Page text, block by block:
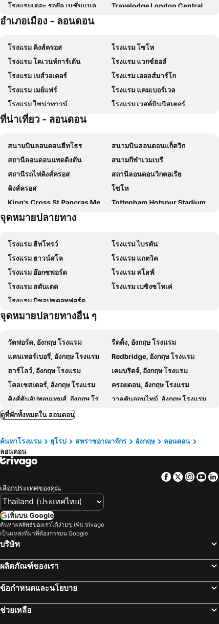
โรงแรมเดอะ รอยัล เนชั่นแนล
Travelodge London Central Kings Cross
โรงแรมเอลเลน เคนซิงตัน
Hotel Riu Plaza London The Westminster
Kip Hotel
Holiday Inn Express London - Limehouse By Ihg
Assembly Leicester Square
Zedwell Underground Hotel Tottenham Court Rd
Heeton Concept Hotel - Kensington London
Thistle London Hyde Park Kensington Gardens
โรงแรมการ์เดนวิว
เมอร์เคียว ลอนดอน แพดดิงตัน
The Wesley Euston
Travelodge London Kings Cross Royal Scot
TRIBE London Canary Wharf
The Drey - Kensington, Earl's Court
The Cumberland, London
City London Hotel
โนโวเทล ลอนดอน แพดดิงตัน
Radisson Blu Hotel, London Mercer Street
แกรนจ์ คลาเรนดอน
Residence Inn by Marriott London Kensington
โรงแรมสโลน สแควร์
Pan Pacific London
Point A Hotel London Kings Cross – St Pancras
Gresham Hotel Bloomsbury
ibis budget London Whitechapel - Brick Lane
hub by Premier Inn London Westminster Abbey hotel
Park Plaza London Riverbank
โรงแรมเดอะ เพรสซิเดนท์
เซนต์ ไจลส์ ลอนดอน - เซนต์ ไจลส์ โฮเทล
โรงแรมดับเบิลทรี บาย ฮิลตัน ลอนดอน เชลซี
โรงแรมเดอะ รอยัล เฮาส์การ์ด
Club Quarters Hotel Trafalgar Square, London
Great Scotland Yard Hotel, part of Hyatt
The Z Hotel Trafalgar
St Martins Lane London, a Morgans Originals hotel
Thistle London Piccadilly
Victory House Leicester Square
W London
Moxy London Piccadilly Circus
The Savoy
The Dilly
โรงแรมคาเฟ่ รอยัล
City Prime Camden
Mimi's Hotel Soho
The Ship Rooms
Premier Inn London St Pancras
Point A Hotel London Westminster
Hilton London Metropole
โนโวเทล ลอนดอน วอเตอร์ลู
อำเภอเมือง - ลอนดอน
โรงแรม คิงส์ครอส
โรงแรม โซโห
โรงแรม โคเวนท์การ์เด้น
โรงแรม แวกซ์ฮอล์
โรงแรม เบส์วอเตอร์
โรงแรม เออลส์มาร์โก
โรงแรม เมย์แฟร์
โรงแรม แคมเบอร์เวล
โรงแรม ไชน่าทาวน์
โรงแรม เวสต์มินนีสเตอร์
โรงแรม แพดดิงตัน
โรงแรม เดปฟอร์ด
ที่น่าเที่ยว - ลอนดอน
สนามบินลอนดอนฮีทโธร
สนามบินลอนดอนแก็ตวิก
สถานีลอนดอนแพดดิงตัน
สนามกีฬาเวมเบรี
สถานีรถไฟคิงส์ครอส
สถานีลอนดอนวิกตอเรีย
คิงส์ครอส
โซโห
King's Cross St.Pancras Metro Station
Tottenham Hotspur Stadium
ถนนออกซ์ฟอร์ด
รถไฟใต้ดินลอนดอน
ธอร์ปพาร์
O2
Euston Station
แวกซ์ฮอล์
เบส์วอเตอร์
LoCo London Comedy Film Festival at BFI Southbank
27th London Lesbian & Gay Film Festival
London Restaurant Festival
Mayor's New Year's Eve Fireworks Display
Huntley Archive Heritage Road Show at Victoria and Albert Museum
West Harrow Metro Station
Ebbsfleet International Railway Station
Canary Wharf Underground Station
เบ็ธนัลกรีน
วาดวอธ
รอยัลแอสค็อท
Cockfosters Metro Station
West Ruislip Metro Station
London Garments Expo at Business Design Centre
จุดหมายปลายทาง
โรงแรม ฮีทโทรว์
โรงแรม ไบรตัน
โรงแรม ฮาวน์สโล
โรงแรม แกตวิค
โรงแรม อ๊อกซฟอร์ด
โรงแรม สโลฟ์
โรงแรม สตันเตด
โรงแรม เบซิงซโทเค่
โรงแรม บิชอปซตอทฟอร์ด
จุดหมายปลายทางอื่น ๆ
วัตฟอร์ด, อังกฤษ โรงแรม
รีดดิ้ง, อังกฤษ โรงแรม
แคนเทอร์เบอรี่, อังกฤษ โรงแรม
Redbridge, อังกฤษ โรงแรม
ฮาร์โลว์, อังกฤษ โรงแรม
เคมบริดจ์, อังกฤษ โรงแรม
โคลเชสเตอร์, อังกฤษ โรงแรม
ครอยดอน, อังกฤษ โรงแรม
คิงส์ตันอัปพอนเทมส์, อังกฤษ โรงแรม
วาลตันออนไทม์, อังกฤษ โรงแรม
วินด์เซอร์, อังกฤษ โรงแรม
สตีเวนนาจ, อังกฤษ โรงแรม
เซาท์เอนออนซี, อังกฤษ โรงแรม
นอร์ทแฮมตัน, อังกฤษ โรงแรม
คราวเลย์, อังกฤษ โรงแรม
ไฮน์วีคอมเบ่, อังกฤษ โรงแรม
เบอร์มิงแฮม, อังกฤษ โรงแรม
อ๊อกซฟอร์ด, อังกฤษ โรงแรม
เชียวท์เท็นฮาม, อังกฤษ โรงแรม
น็อตติงแฮม, อังกฤษ โรงแรม
โฮเวอร์แฮมตัน, อังกฤษ โรงแรม
แมนเชสเตอร์, อังกฤษ โรงแรม
ฮาวน์สโล, อังกฤษ โรงแรม
กลาสโกว์, สก็อตแลนด์ โรงแรม
ดูที่พักทั้งหมดใน ลอนดอน
ค้นหาโรงแรม ยุโรป สหราชอาณาจักร อังกฤษ
ลอนดอน
ลอนดอน
Facebook
Twitter
เลือกประเทศของคุณ
เพิ่มบน Google
ค้นหาผลลัพธ์ของเราได้ง่ายๆ: เพิ่ม trivago
เป็นแหล่งที่มาที่ต้องการบน Google
บริษัท
ผลิตภัณฑ์ของเรา
ข้อกำหนดและนโยบาย
ช่วยเหลือ